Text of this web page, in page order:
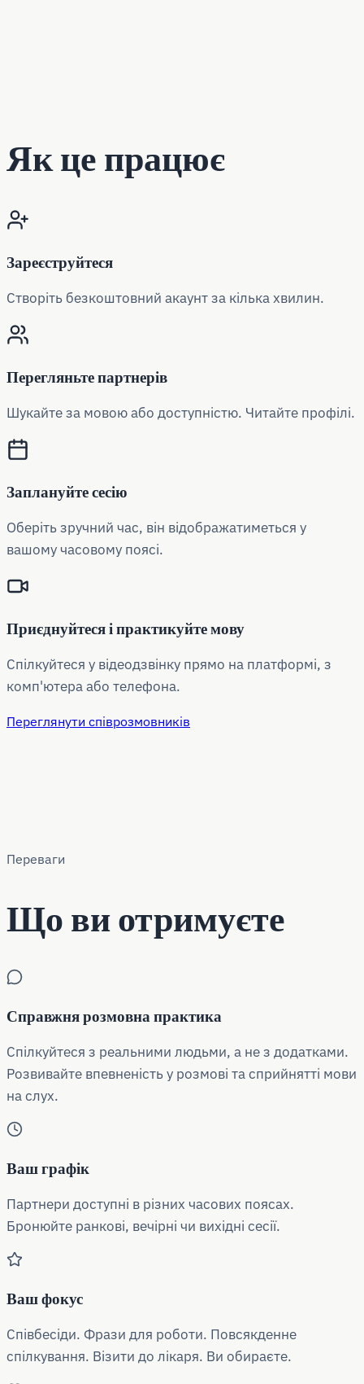
Як це працює
Зареєструйтеся
Створіть безкоштовний акаунт за кілька хвилин.
Перегляньте партнерів
Шукайте за мовою або доступністю. Читайте профілі.
Заплануйте сесію
Оберіть зручний час, він відображатиметься у
вашому часовому поясі.
Приєднуйтеся і практикуйте мову
Спілкуйтеся у відеодзвінку прямо на платформі, з
комп'ютера або телефона.
Переглянути співрозмовників
Переваги
Що ви отримуєте
Справжня розмовна практика
Спілкуйтеся з реальними людьми, а не з додатками.
Розвивайте впевненість у розмові та сприйнятті мови
на слух.
Ваш графік
Партнери доступні в різних часових поясах.
Бронюйте ранкові, вечірні чи вихідні сесії.
Ваш фокус
Співбесіди. Фрази для роботи. Повсякденне
спілкування. Візити до лікаря. Ви обираєте.